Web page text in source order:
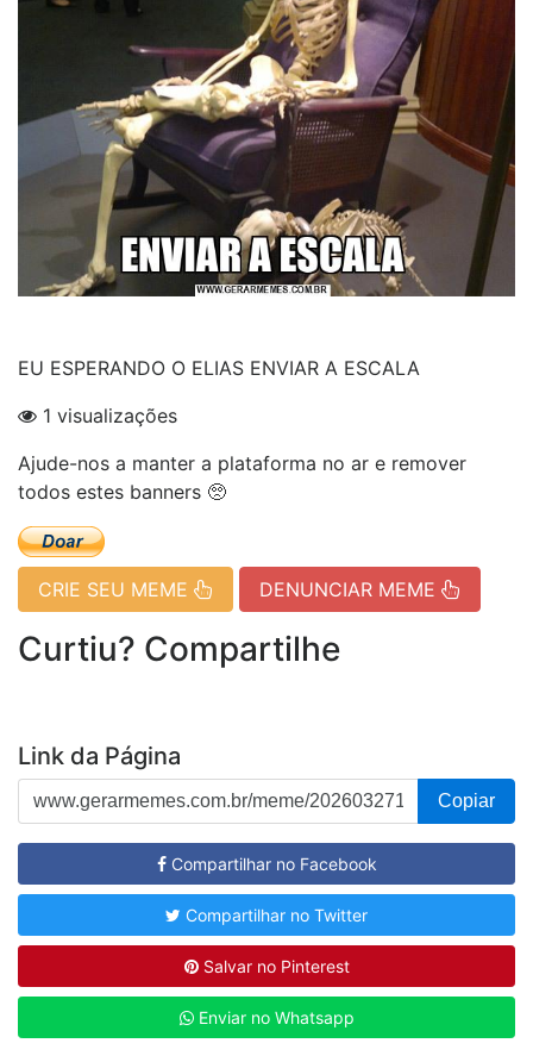
EU ESPERANDO O ELIAS ENVIAR A ESCALA
1 visualizações
Ajude-nos a manter a plataforma no ar e remover
todos estes banners 🥺
CRIE SEU MEME DENUNCIAR MEME
Curtiu? Compartilhe
Link da Página
Copiar
Compartilhar no Facebook
Compartilhar no Twitter
Salvar no Pinterest
Enviar no Whatsapp